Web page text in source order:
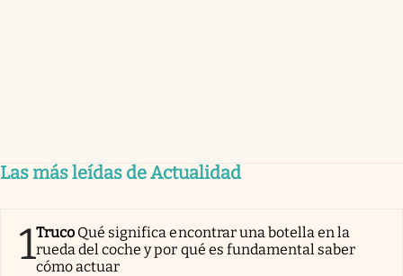
Las más leídas de Actualidad
1Truco Qué significa encontrar una botella en la
rueda del coche y por qué es fundamental saber
cómo actuar